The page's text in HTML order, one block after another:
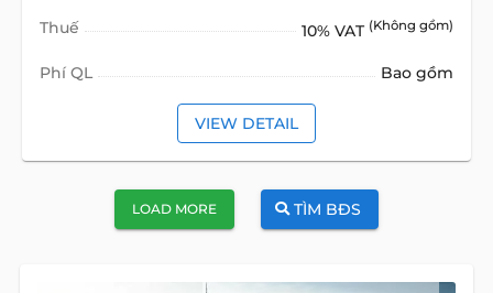
Thuế 10% VAT (Không gồm)
Phí QL Bao gồm
VIEW DETAIL
LOAD MORE TÌM BĐS